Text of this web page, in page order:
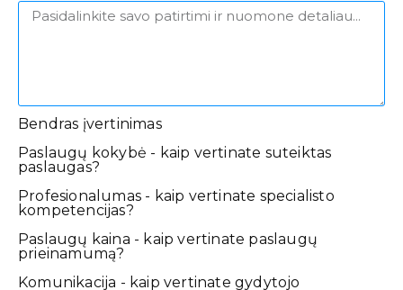
Bendras įvertinimas
Paslaugų kokybė - kaip vertinate suteiktas
paslaugas?
Profesionalumas - kaip vertinate specialisto
kompetencijas?
Paslaugų kaina - kaip vertinate paslaugų
prieinamumą?
Komunikacija - kaip vertinate gydytojo